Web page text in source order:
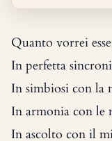
Quanto vorrei
In perfetta
In simbiosi con la
In armonia con le
In ascolto con il